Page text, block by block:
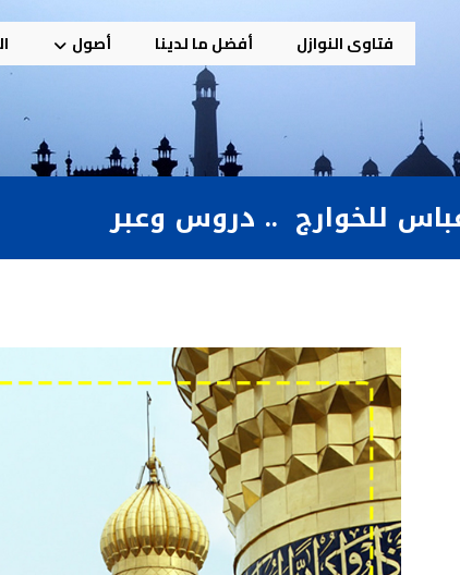
فتاوى النوازل أفضل ما لدينا أصول
للخوارج .. دروس وعبر